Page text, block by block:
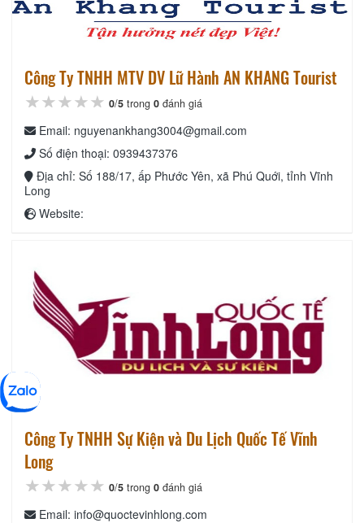
Công Ty TNHH MTV DV Lữ Hành AN KHANG Tourist
★★★★★
★★★★★
★★★★★ 0/5 trong 0 đánh giá
Email: nguyenankhang3004@gmail.com
Số điện thoại: 0939437376
Địa chỉ: Số 188/17, ấp Phước Yên, xã Phú Quới, tỉnh Vĩnh
Long
Website:
Công Ty TNHH Sự Kiện và Du Lịch Quốc Tế Vĩnh
Long
★★★★★
★★★★★
★★★★★ 0/5 trong 0 đánh giá
Email: info@quoctevinhlong.com